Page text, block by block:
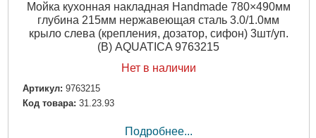
Мойка кухонная накладная Handmade 780×490мм
глубина 215мм нержавеющая сталь 3.0/1.0мм
крыло слева (крепления, дозатор, сифон) 3шт/уп.
(B) AQUATICA 9763215
Нет в наличии
Артикул: 9763215
Код товара: 31.23.93
Подробнее...